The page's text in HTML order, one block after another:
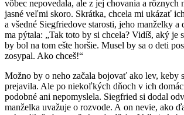
vôbec nepovedala, ale z jej chovania a rôznych
jasné veľmi skoro. Skrátka, chcela mi ukázať
a všedné Siegfriedove starosti, jeho manželky a
ma pýtala: „Tak toto by si chcela? Vidíš, aký je
by bol na tom ešte horšie. Musel by sa o deti
zosypal. Ako chceš!“
Možno by o neho začala bojovať ako lev, keby
prejavila. Ale po niekoľkých dňoch v ich
podobné ani nepomyslela. Siegfried si dodal
manželka uvažuje o rozvode. A on nevie, ako